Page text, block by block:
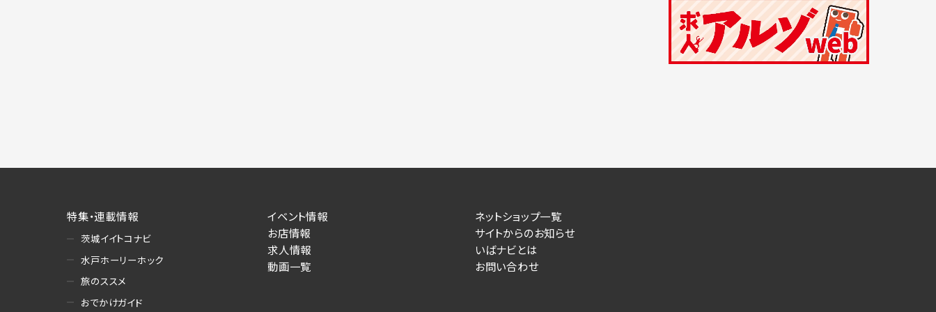
・提供する個人情報の項目
書面もしくは電磁的な方法（本サービスが提供する事業主専用の管理画面に表示）
(2)お客様がネット予約フォームより個人情報を送信した事業主（広告主）への提供
・提供の目的
お客様が予約申し込みを行った店舗によるお客様に対するサービス提供、およびその履行に伴うお客様
・提供する個人情報の項目
特集・連載情報
茨城イイトコナビ
水戸ホーリーホック
旅のススメ
おでかけガイド
イベント情報
お店情報
求人情報
動画一覧
ネットショップ一覧
サイトからのお知らせ
いばナビとは
お問い合わせ